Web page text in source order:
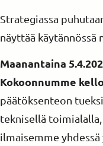
Strategiassa
näyttää
Maanantaina
Kokoonnumme
päätöksenteon
teknisellä
ilmaisemme